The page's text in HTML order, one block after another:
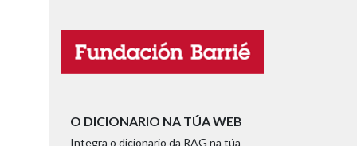
O DICIONARIO NA TÚA WEB
Integra o dicionario da RAG na túa